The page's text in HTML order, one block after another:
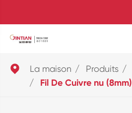
 La maison Produits
Fil De Cuivre nu (8mm)